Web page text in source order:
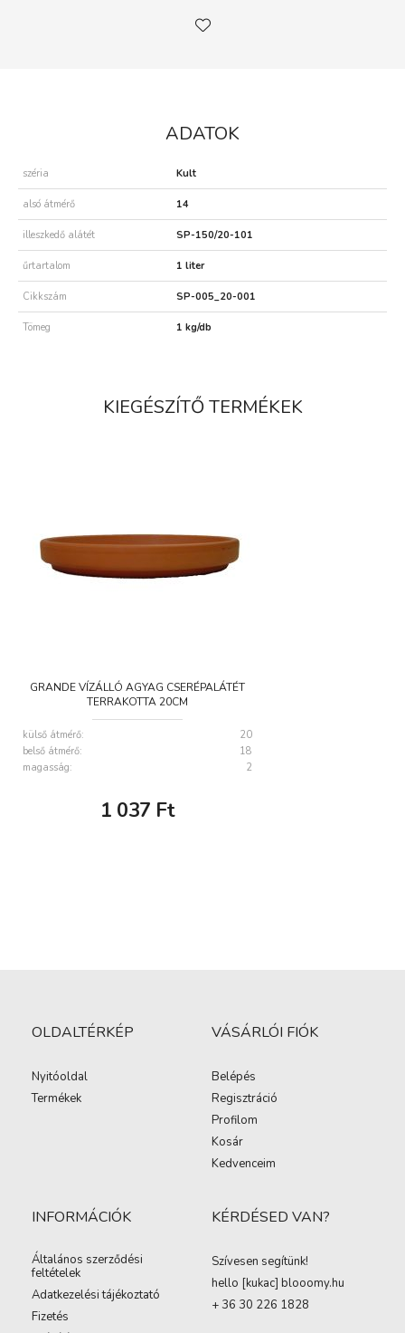
ADATOK
széria Kult
alsó átmérő 14
illeszkedő alátét SP-150/20-101
űrtartalom 1 liter
Cikkszám SP-005_20-001
Tömeg 1 kg/db
KIEGÉSZÍTŐ TERMÉKEK
GRANDE VÍZÁLLÓ AGYAG CSERÉPALÁTÉT
TERRAKOTTA 20CM
külső átmérő:
20
belső átmérő:
18
magasság:
2
1 037 Ft
OLDALTÉRKÉP
Nyitóoldal
Termékek
VÁSÁRLÓI FIÓK
Belépés
Regisztráció
Profilom
Kosár
Kedvenceim
INFORMÁCIÓK
Általános szerződési
feltételek
Adatkezelési tájékoztató
Fizetés
KÉRDÉSED VAN?
Szívesen segítünk!
hello [kukac] blooomy.hu
+ 36 30 226 1828